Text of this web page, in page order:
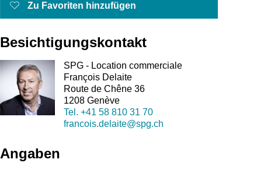
Zu Favoriten hinzufügen
Besichtigungskontakt
SPG - Location commerciale
François Delaite
Route de Chêne 36
1208 Genève
Tel. +41 58 810 31 70
francois.delaite@spg.ch
Angaben